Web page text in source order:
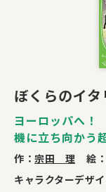
ぼくらのイ
ヨーロッパへ
機に立ち向かう
作： 宗田 理 絵：
キャラクターデザイ